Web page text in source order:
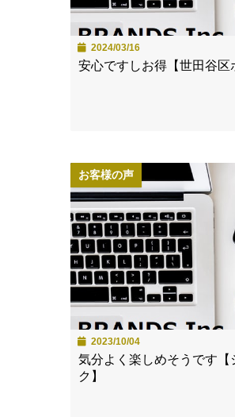
2024/03/16
安心ですしお得【世田谷区
お客様の声
2023/10/04
気分よく楽しめそうです
ク】